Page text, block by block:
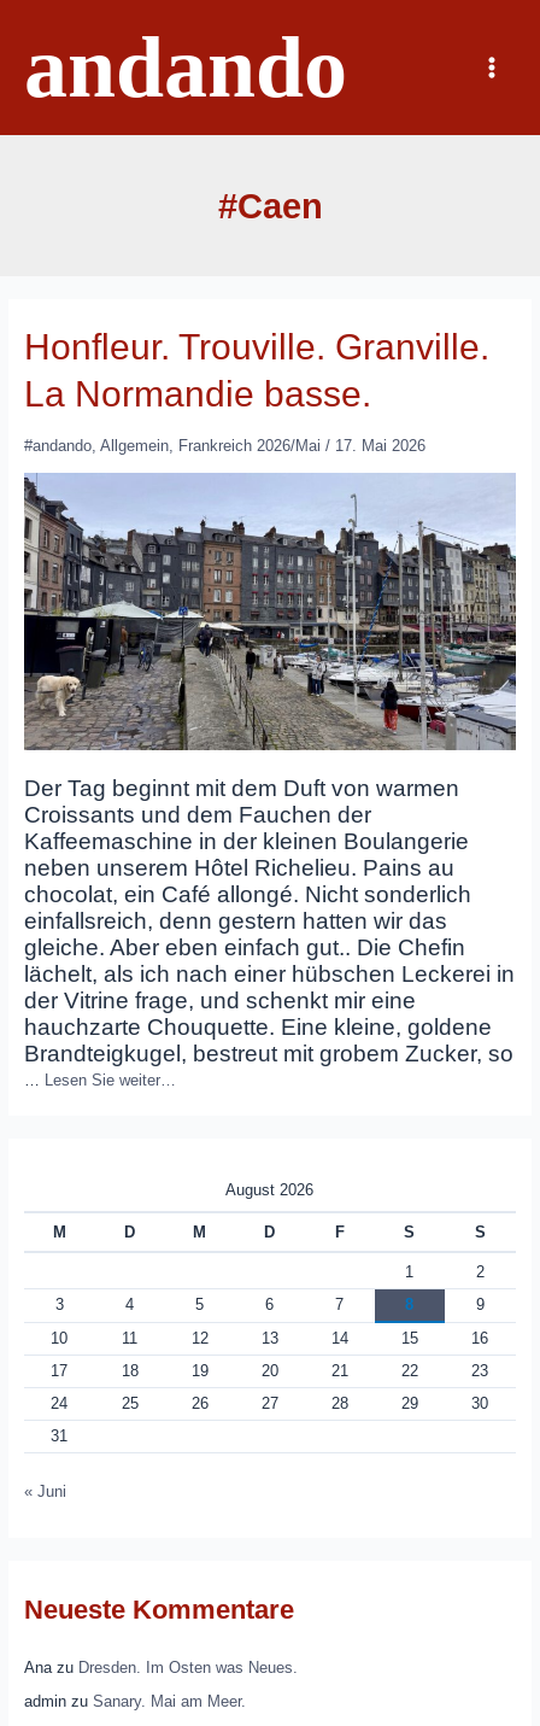
springenandando
Main
Menu
#Caen
Honfleur. Trouville. Granville.
La Normandie basse.
#andando, Allgemein, Frankreich 2026/Mai / 17. Mai 2026
Der Tag beginnt mit dem Duft von warmen
Croissants und dem Fauchen der
Kaffeemaschine in der kleinen Boulangerie
neben unserem Hôtel Richelieu. Pains au
chocolat, ein Café allongé. Nicht sonderlich
einfallsreich, denn gestern hatten wir das
gleiche. Aber eben einfach gut.. Die Chefin
lächelt, als ich nach einer hübschen Leckerei in
der Vitrine frage, und schenkt mir eine
hauchzarte Chouquette. Eine kleine, goldene
Brandteigkugel, bestreut mit grobem Zucker, so
… Lesen Sie weiter…
August 2026
M D M D F S S
1
2
3
4 5 6 7 8
9
10
11 12 13 14 15
16
17
18 19 20 21 22
23
24
25 26 27 28 29
30
31
« Juni
Neueste Kommentare
Anazu Dresden. Im Osten was Neues.
adminzu Sanary. Mai am Meer.